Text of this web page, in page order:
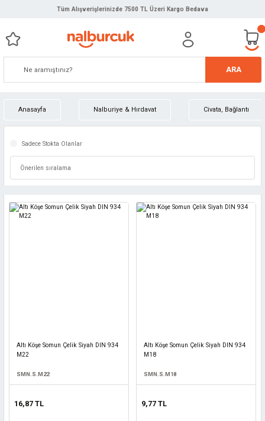
Tüm Alışverişlerinizde 7500 TL Üzeri Kargo Bedava
ARA
Anasayfa Nalburiye & Hırdavat Civata, Bağlantı
Sadece Stokta Olanlar
Altı Köşe Somun Çelik Siyah DIN 934
M22
SMN.S.M22
16,87 TL
Altı Köşe Somun Çelik Siyah DIN 934
M18
SMN.S.M18
9,77 TL